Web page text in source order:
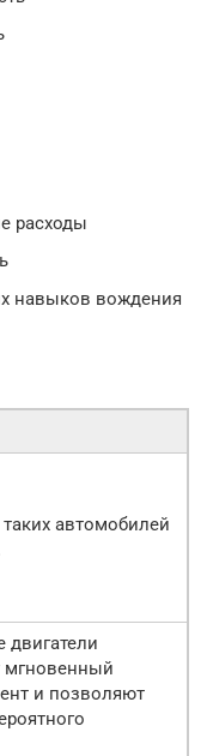
расходы
навыков вождения
автомобилей
двигатели
мгновенный
и позволяют